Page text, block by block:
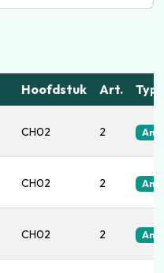
Hoofdstuk Art.
CH02 2
CH02 2
CH02 2